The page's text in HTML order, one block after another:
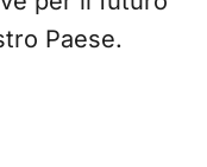
Paese.